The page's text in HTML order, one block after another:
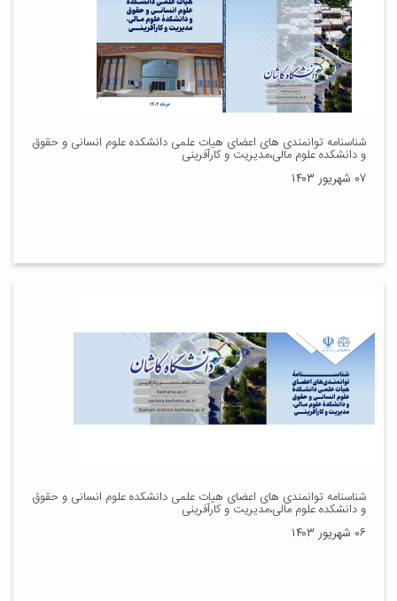
شناسنامه توانمندی های اعضای هیات علمی دانشکده علوم انسانی و حقوق
و دانشکده علوم مالی،مدیریت و کارآفرینی
۰۷ شهریور ۱۴۰۳
شناسنامه توانمندی های اعضای هیات علمی دانشکده علوم انسانی و حقوق
و دانشکده علوم مالی،مدیریت و کارآفرینی
۰۶ شهریور ۱۴۰۳